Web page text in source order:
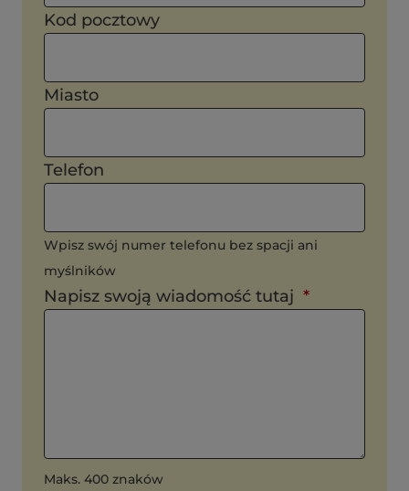
Kod pocztowy
Miasto
Telefon
Wpisz swój numer telefonu bez spacji ani
myślników
Napisz swoją wiadomość tutaj
Maks. 400 znaków